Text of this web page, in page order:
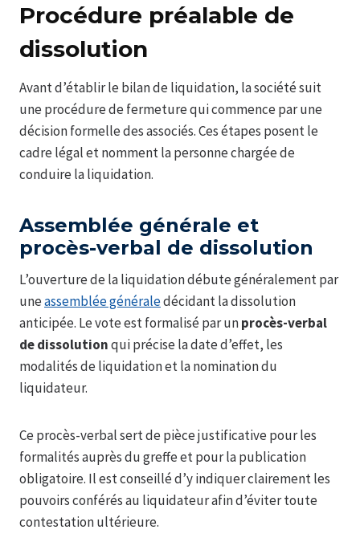
Procédure préalable de
dissolution
Avant d’établir le bilan de liquidation, la société suit
une procédure de fermeture qui commence par une
décision formelle des associés. Ces étapes posent le
cadre légal et nomment la personne chargée de
conduire la liquidation.
Assemblée générale et
procès-verbal de dissolution
L’ouverture de la liquidation débute généralement par
uneassemblée généraledécidant la dissolution
anticipée. Le vote est formalisé par unprocès-verbal
de dissolutionqui précise la date d’effet, les
modalités de liquidation et la nomination du
liquidateur.
Ce procès-verbal sert de pièce justificative pour les
formalités auprès du greffe et pour la publication
obligatoire. Il est conseillé d’y indiquer clairement les
pouvoirs conférés au liquidateur afin d’éviter toute
contestation ultérieure.